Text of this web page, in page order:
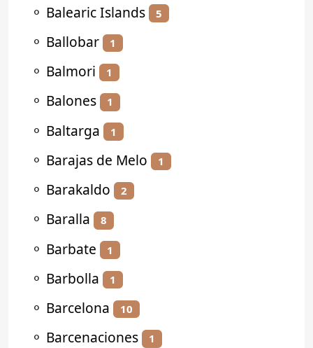
⚬ Balearic Islands 5
⚬ Ballobar 1
⚬ Balmori 1
⚬ Balones 1
⚬ Baltarga 1
⚬ Barajas de Melo 1
⚬ Barakaldo 2
⚬ Baralla 8
⚬ Barbate 1
⚬ Barbolla 1
⚬ Barcelona 10
⚬ Barcenaciones 1